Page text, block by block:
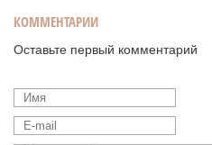
КОММЕНТАРИИ
Оставьте первый комментарий